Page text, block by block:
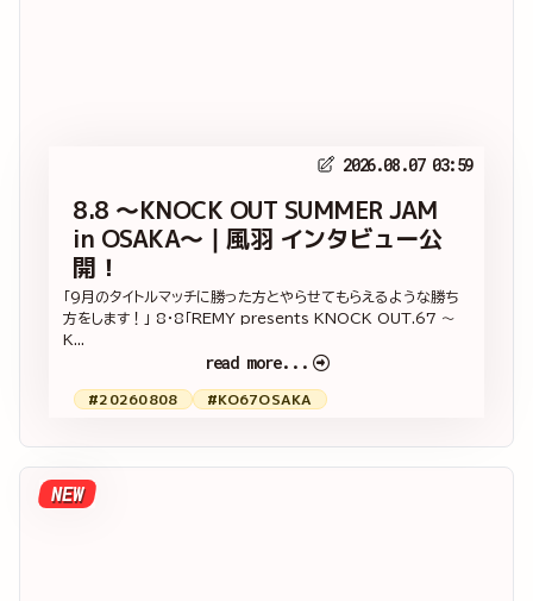
2026.08.07 03:59
8.8 ～KNOCK OUT SUMMER JAM
in OSAKA～｜風羽 インタビュー公
開！
「9月のタイトルマッチに勝った方とやらせてもらえるような勝ち
方をします！」 8・8「REMY presents KNOCK OUT.67 ～
K...
read more...
#20260808 #KO67OSAKA
NEW